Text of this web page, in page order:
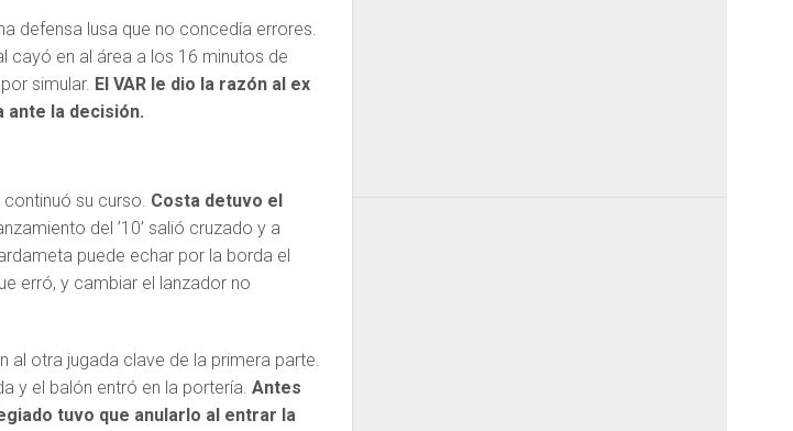
defensa lusa que no concedía errores.
cayó en al área a los 16 minutos de
simular. El VAR le dio la razón al ex
ante la decisión.
su curso. Costa detuvo el
del ’10’ salió cruzado y a
puede echar por la borda el
erró, y cambiar el lanzador no
al otra jugada clave de la primera parte.
y el balón entró en la portería.Antes
tuvo que anularlo al entrar la